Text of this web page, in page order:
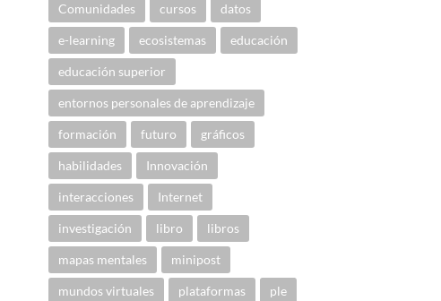
Comunidades cursos datos
e-learning ecosistemas educación
educación superior
entornos personales de aprendizaje
formación futuro gráficos
habilidades Innovación
interacciones Internet
investigación libro libros
mapas mentales minipost
mundos virtuales plataformas ple